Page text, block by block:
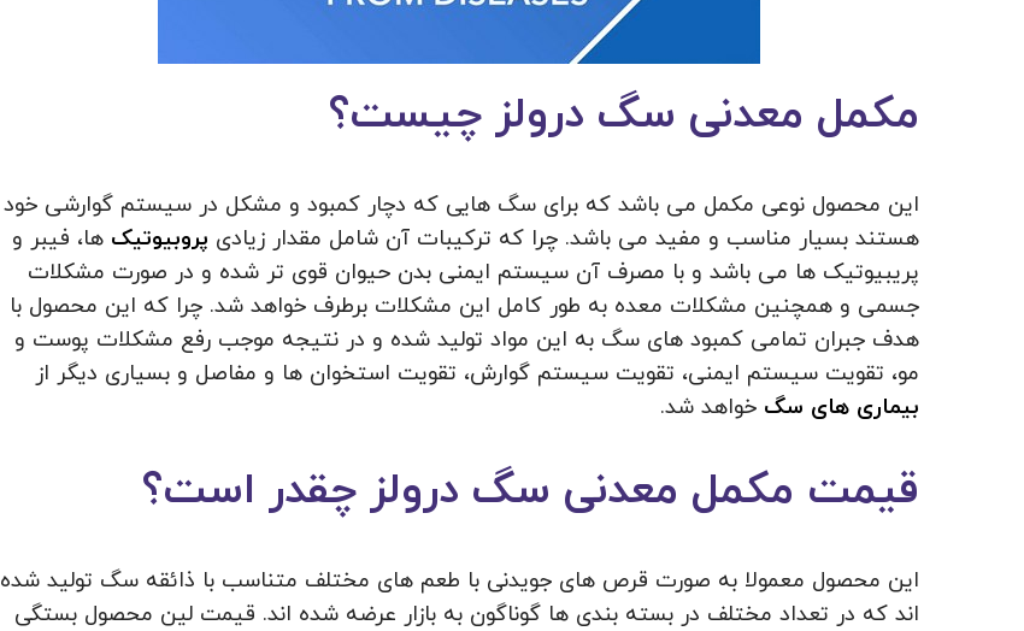
مکمل معدنی سگ درولز چیست؟
این محصول نوعی مکمل می باشد که برای سگ هایی که دچار کمبود و مشکل در سیستم گوارشی خود
هستند بسیار مناسب و مفید می باشد. چرا که ترکیبات آن شامل مقدار زیادی پروبیوتیک ها، فیبر و
پریبیوتیک ها می باشد و با مصرف آن سیستم ایمنی بدن حیوان قوی تر شده و در صورت مشکلات
جسمی و همچنین مشکلات معده به طور کامل این مشکلات برطرف خواهد شد. چرا که این محصول با
هدف جبران تمامی کمبود های سگ به این مواد تولید شده و در نتیجه موجب رفع مشکلات پوست و
مو، تقویت سیستم ایمنی، تقویت سیستم گوارش، تقویت استخوان ها و مفاصل و بسیاری دیگر از
بیماری های سگ خواهد شد.
قیمت مکمل معدنی سگ درولز چقدر است؟
این محصول معمولا به صورت قرص های جویدنی با طعم های مختلف متناسب با ذائقه سگ تولید شده
اند که در تعداد مختلف در بسته بندی ها گوناگون به بازار عرضه شده اند. قیمت لین محصول بستگی